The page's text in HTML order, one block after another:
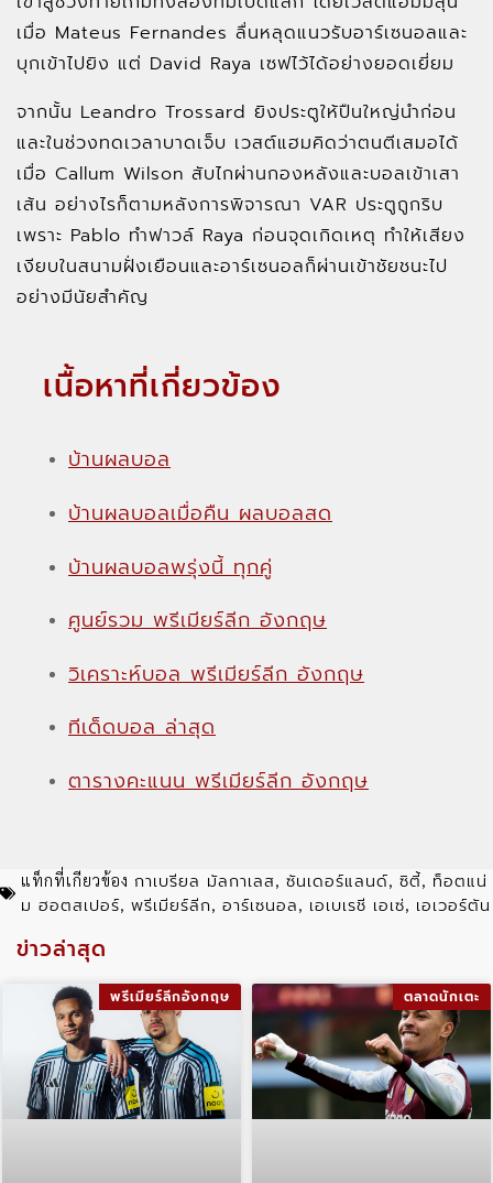
เมื่อ Mateus Fernandes ลื่นหลุดแนวรับอาร์เซนอลและ
บุกเข้าไปยิง แต่ David Raya เซฟไว้ได้อย่างยอดเยี่ยม
จากนั้น Leandro Trossard ยิงประตูให้ปืนใหญ่นำก่อน
และในช่วงทดเวลาบาดเจ็บ เวสต์แฮมคิดว่าตนตีเสมอได้
เมื่อ Callum Wilson สับไกผ่านกองหลังและบอลเข้าเสา
เส้น อย่างไรก็ตามหลังการพิจารณา VAR ประตูถูกริบ
เพราะ Pablo ทำฟาวล์ Raya ก่อนจุดเกิดเหตุ ทำให้เสียง
เงียบในสนามฝั่งเยือนและอาร์เซนอลก็ผ่านเข้าชัยชนะไป
อย่างมีนัยสำคัญ
เนื้อหาที่เกี่ยวข้อง
บ้านผลบอล
บ้านผลบอลเมื่อคืน ผลบอลสด
บ้านผลบอลพรุ่งนี้ ทุกคู่
ศูนย์รวม พรีเมียร์ลีก อังกฤษ
วิเคราะห์บอล พรีเมียร์ลีก อังกฤษ
ทีเด็ดบอล ล่าสุด
ตารางคะแนน พรีเมียร์ลีก อังกฤษ
แท็กที่เกียวข้อง กาเบรียล มัลกาเลส, ซันเดอร์แลนด์, ซิตี้, ท็อตแน่
ม ฮอตสเปอร์, พรีเมียร์ลีก, อาร์เซนอล, เอเบเรชี เอเซ่, เอเวอร์ตัน
ข่าวล่าสุด
พรีเมียร์ลีกอังกฤษ ตลาดนักเตะ